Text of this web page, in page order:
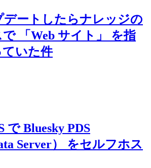
ートしたらナレッジの
「Web サイト」 を指
いた件
で Bluesky PDS
Server） をセルフホス